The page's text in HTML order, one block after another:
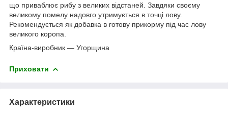
що приваблює рибу з великих відстаней. Завдяки своєму
великому помелу надовго утримується в точці лову.
Рекомендується як добавка в готову прикорму під час лову
великого коропа.
Країна-виробник — Угорщина
Приховати
Характеристики